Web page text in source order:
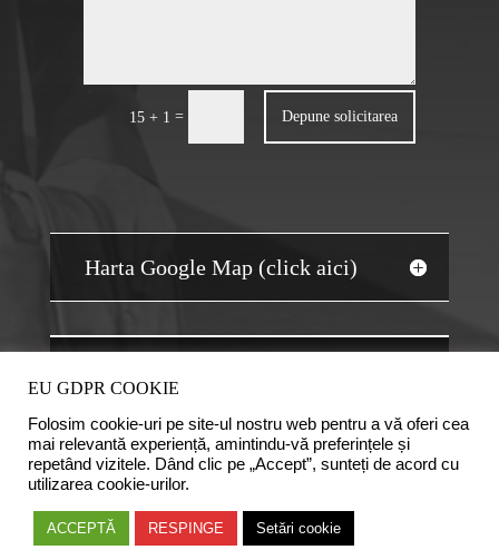
15 + 1 = Depune solicitarea
Harta Google Map (click aici)
Copyright © 2020 Camera Auditorilor Financiari din
EU GDPR COOKIE
Folosim cookie-uri pe site-ul nostru web pentru a vă oferi cea
mai relevantă experiență, amintindu-vă preferințele și
repetând vizitele. Dând clic pe „Accept”, sunteți de acord cu
utilizarea cookie-urilor.
ACCEPTĂ RESPINGE Setări cookie